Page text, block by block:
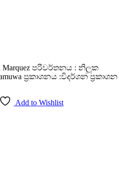
Marquez පරිවර්තනය : නිලූක
ප්‍රකාශනය :විදර්ශන ප්‍රකාශන
Add to Wishlist